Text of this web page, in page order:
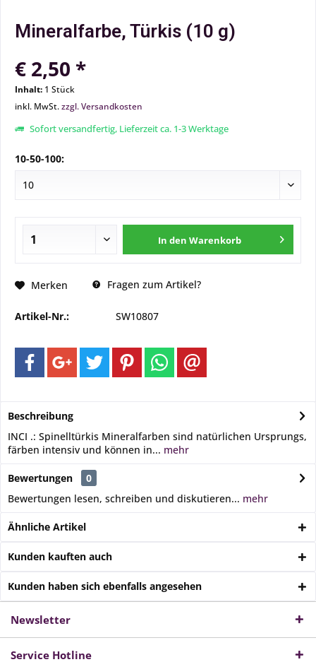
Mineralfarbe, Türkis (10 g)
€ 2,50 *
Inhalt: 1 Stück
inkl. MwSt.zzgl. Versandkosten
Sofort versandfertig, Lieferzeit ca. 1-3 Werktage
10-50-100:
In den Warenkorb
Merken Fragen zum Artikel?
Artikel-Nr.: SW10807
Beschreibung
INCI .: Spinelltürkis Mineralfarben sind natürlichen Ursprungs,
färben intensiv und können in... mehr
Bewertungen
0
Bewertungen lesen, schreiben und diskutieren... mehr
Ähnliche Artikel
Kunden kauften auch
Kunden haben sich ebenfalls angesehen
Newsletter
Service Hotline